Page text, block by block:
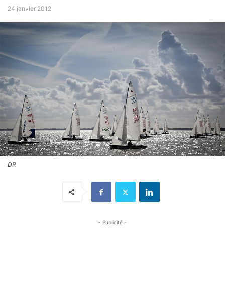
24 janvier 2012
DR
- Publicité -